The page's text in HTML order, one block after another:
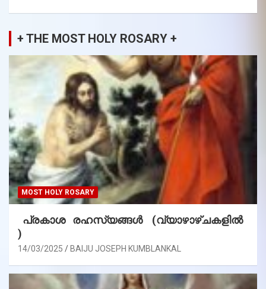
+ THE MOST HOLY ROSARY +
MOST HOLY ROSARY
പ്രകാശ രഹസ്യങ്ങൾ (വ്യാഴാഴ്ചകളിൽ
)
14/03/2025 BAIJU JOSEPH KUMBLANKAL